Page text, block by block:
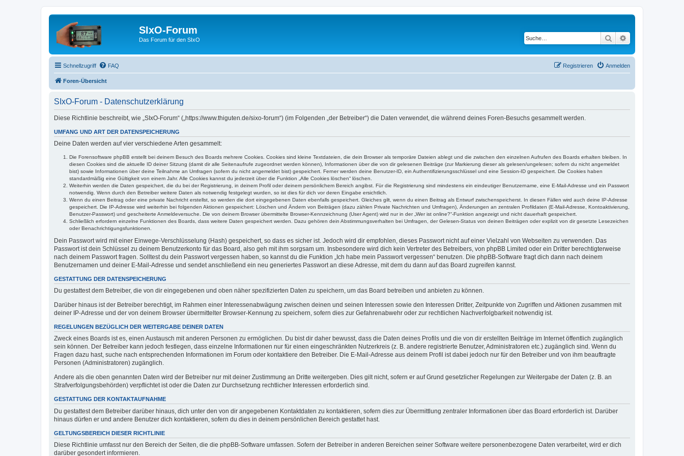
SIxO-Forum
Das Forum für den SIxO Suche
Schnellzugriff FAQ Anmelden
Registrieren
Foren-Übersicht
SIxO-Forum - Datenschutzerklärung
Diese Richtlinie beschreibt, wie „SIxO-Forum“ („https://www.thiguten.de/sixo-forum“) (im Folgenden „der Betreiber“) die Daten verwendet, die während deines Foren-Besuchs gesammelt werden.
UMFANG UND ART DER DATENSPEICHERUNG
Deine Daten werden auf vier verschiedene Arten gesammelt:
Die Forensoftware phpBB erstellt bei deinem Besuch des Boards mehrere Cookies. Cookies sind kleine Textdateien, die dein Browser als temporäre Dateien ablegt und die zwischen den einzelnen Aufrufen des Boards erhalten bleiben. In
diesen Cookies sind die aktuelle ID deiner Sitzung (damit dir alle Seitenaufrufe zugeordnet werden können), Informationen über die von dir gelesenen Beiträge (zur Markierung dieser als gelesen/ungelesen; sofern du nicht angemeldet
bist) sowie Informationen über deine Teilnahme an Umfragen (sofern du nicht angemeldet bist) gespeichert. Ferner werden deine Benutzer-ID, ein Authentifizierungsschlüssel und eine Session-ID gespeichert. Die Cookies haben
standardmäßig eine Gültigkeit von einem Jahr. Alle Cookies kannst du jederzeit über die Funktion „Alle Cookies löschen“ löschen.
Weiterhin werden die Daten gespeichert, die du bei der Registrierung, in deinem Profil oder deinem persönlichem Bereich angibst. Für die Registrierung sind mindestens ein eindeutiger Benutzername, eine E-Mail-Adresse und ein Passwort
notwendig. Wenn durch den Betreiber weitere Daten als notwendig festgelegt wurden, so ist dies für dich vor deren Eingabe ersichtlich.
Wenn du einen Beitrag oder eine private Nachricht erstellst, so werden die dort eingegebenen Daten ebenfalls gespeichert. Gleiches gilt, wenn du einen Beitrag als Entwurf zwischenspeicherst. In diesen Fällen wird auch deine IP-Adresse
gespeichert. Die IP-Adresse wird weiterhin bei folgenden Aktionen gespeichert: Löschen und Ändern von Beiträgen (dazu zählen Private Nachrichten und Umfragen), Änderungen an zentralen Profildaten (E-Mail-Adresse, Kontoaktivierung,
Benutzer-Passwort) und gescheiterte Anmeldeversuche. Die von deinem Browser übermittelte Browser-Kennzeichnung (User Agent) wird nur in der „Wer ist online?“-Funktion angezeigt und nicht dauerhaft gespeichert.
Schließlich erfordern einzelne Funktionen des Boards, dass weitere Daten gespeichert werden. Dazu gehören dein Abstimmungsverhalten bei Umfragen, der Gelesen-Status von deinen Beiträgen oder explizit von dir gesetzte Lesezeichen
oder Benachrichtigungsfunktionen.
Dein Passwort wird mit einer Einwege-Verschlüsselung (Hash) gespeichert, so dass es sicher ist. Jedoch wird dir empfohlen, dieses Passwort nicht auf einer Vielzahl von Webseiten zu verwenden. Das
Passwort ist dein Schlüssel zu deinem Benutzerkonto für das Board, also geh mit ihm sorgsam um. Insbesondere wird dich kein Vertreter des Betreibers, von phpBB Limited oder ein Dritter berechtigterweise
nach deinem Passwort fragen. Solltest du dein Passwort vergessen haben, so kannst du die Funktion „Ich habe mein Passwort vergessen“ benutzen. Die phpBB-Software fragt dich dann nach deinem
Benutzernamen und deiner E-Mail-Adresse und sendet anschließend ein neu generiertes Passwort an diese Adresse, mit dem du dann auf das Board zugreifen kannst.
GESTATTUNG DER DATENSPEICHERUNG
Du gestattest dem Betreiber, die von dir eingegebenen und oben näher spezifizierten Daten zu speichern, um das Board betreiben und anbieten zu können.
Darüber hinaus ist der Betreiber berechtigt, im Rahmen einer Interessenabwägung zwischen deinen und seinen Interessen sowie den Interessen Dritter, Zeitpunkte von Zugriffen und Aktionen zusammen mit
deiner IP-Adresse und der von deinem Browser übermittelter Browser-Kennung zu speichern, sofern dies zur Gefahrenabwehr oder zur rechtlichen Nachverfolgbarkeit notwendig ist.
REGELUNGEN BEZÜGLICH DER WEITERGABE DEINER DATEN
Zweck eines Boards ist es, einen Austausch mit anderen Personen zu ermöglichen. Du bist dir daher bewusst, dass die Daten deines Profils und die von dir erstellten Beiträge im Internet öffentlich zugänglich
sein können. Der Betreiber kann jedoch festlegen, dass einzelne Informationen nur für einen eingeschränkten Nutzerkreis (z. B. andere registrierte Benutzer, Administratoren etc.) zugänglich sind. Wenn du
Fragen dazu hast, suche nach entsprechenden Informationen im Forum oder kontaktiere den Betreiber. Die E-Mail-Adresse aus deinem Profil ist dabei jedoch nur für den Betreiber und von ihm beauftragte
Personen (Administratoren) zugänglich.
Andere als die oben genannten Daten wird der Betreiber nur mit deiner Zustimmung an Dritte weitergeben. Dies gilt nicht, sofern er auf Grund gesetzlicher Regelungen zur Weitergabe der Daten (z. B. an
Strafverfolgungsbehörden) verpflichtet ist oder die Daten zur Durchsetzung rechtlicher Interessen erforderlich sind.
GESTATTUNG DER KONTAKTAUFNAHME
Du gestattest dem Betreiber darüber hinaus, dich unter den von dir angegebenen Kontaktdaten zu kontaktieren, sofern dies zur Übermittlung zentraler Informationen über das Board erforderlich ist. Darüber
hinaus dürfen er und andere Benutzer dich kontaktieren, sofern du dies in deinem persönlichen Bereich gestattet hast.
GELTUNGSBEREICH DIESER RICHTLINIE
Diese Richtlinie umfasst nur den Bereich der Seiten, die die phpBB-Software umfassen. Sofern der Betreiber in anderen Bereichen seiner Software weitere personenbezogene Daten verarbeitet, wird er dich
darüber gesondert informieren.